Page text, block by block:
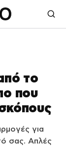
το
που
για
σας. Απλές